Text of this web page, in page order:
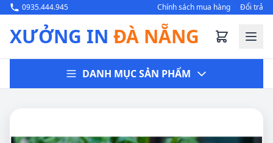
0935.444.945 Chính sách mua hàng Đổi trả
XƯỞNG IN ĐÀ NẴNG
DANH MỤC SẢN PHẨM